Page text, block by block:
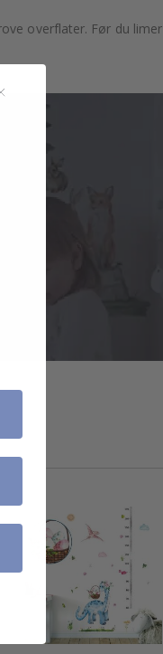
overflater. Før du limer